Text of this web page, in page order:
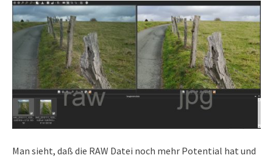
Man sieht, daß die RAW Datei noch mehr Potential hat und